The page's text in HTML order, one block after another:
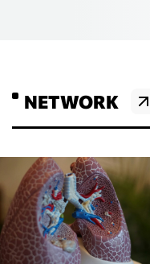
NETWORK